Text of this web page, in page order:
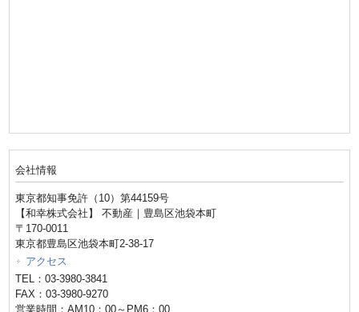
会社情報
東京都知事免許（10）第44159号
【和幸株式会社】 不動産｜豊島区池袋本町
〒170-0011
東京都豊島区池袋本町2-38-17
アクセス
TEL：03-3980-3841
FAX：03-3980-9270
営業時間：AM10：00～PM6：00